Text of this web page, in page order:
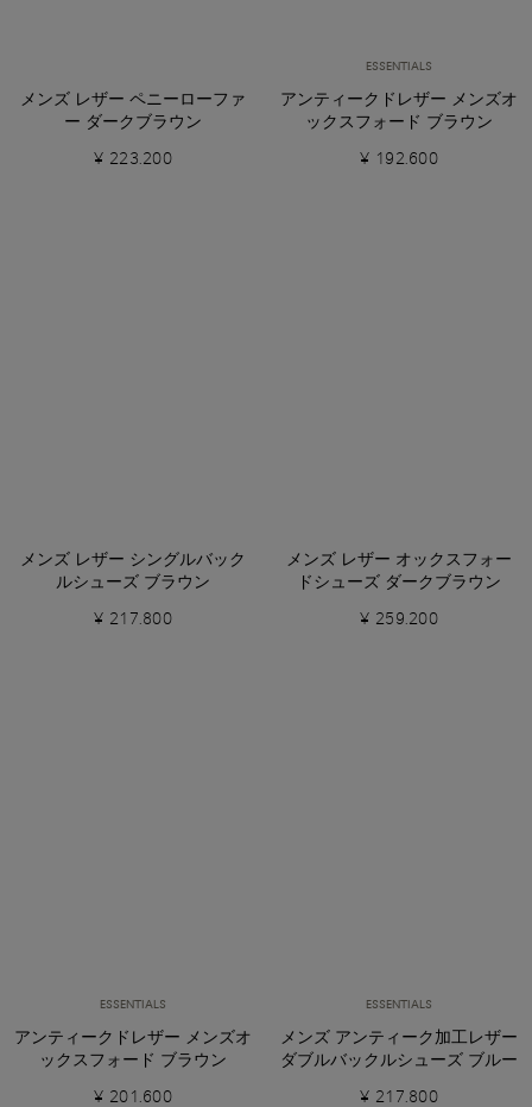
メンズ レザー ペニーローファ
ー ダークブラウン
¥ 223.200
ESSENTIALS
アンティークドレザー メンズオ
ックスフォード ブラウン
¥ 192.600
メンズ レザー シングルバック
ルシューズ ブラウン
¥ 217.800
メンズ レザー オックスフォー
ドシューズ ダークブラウン
¥ 259.200
ESSENTIALS
アンティークドレザー メンズオ
ックスフォード ブラウン
¥ 201.600
ESSENTIALS
メンズ アンティーク加工レザー
ダブルバックルシューズ ブルー
¥ 217.800